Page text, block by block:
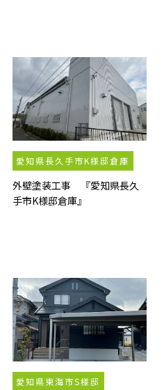
愛知県長久手市K様邸倉庫
外壁塗装工事 『愛知県長久
手市K様邸倉庫』
愛知県東海市S様邸